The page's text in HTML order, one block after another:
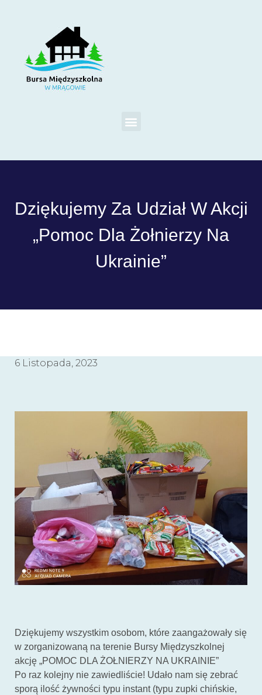
Dziękujemy Za Udział W Akcji
„Pomoc Dla Żołnierzy Na
Ukrainie”
6 Listopada, 2023
Dziękujemy wszystkim osobom, które zaangażowały się
w zorganizowaną na terenie Bursy Międzyszkolnej
akcję „POMOC DLA ŻOŁNIERZY NA UKRAINIE”
Po raz kolejny nie zawiedliście! Udało nam się zebrać
sporą ilość żywności typu instant (typu zupki chińskie,